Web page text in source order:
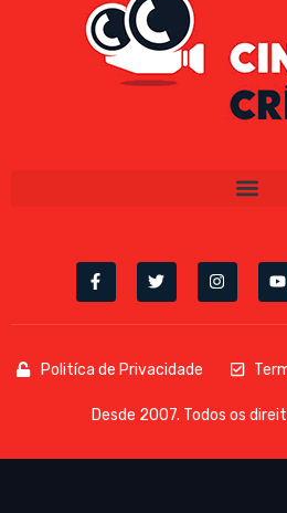
Politíca de Privacidade
Desde 2007. Todos os